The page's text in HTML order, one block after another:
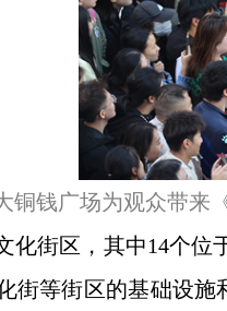
铜钱广场为观众带来
化街区，其中14个
街等街区的基础设